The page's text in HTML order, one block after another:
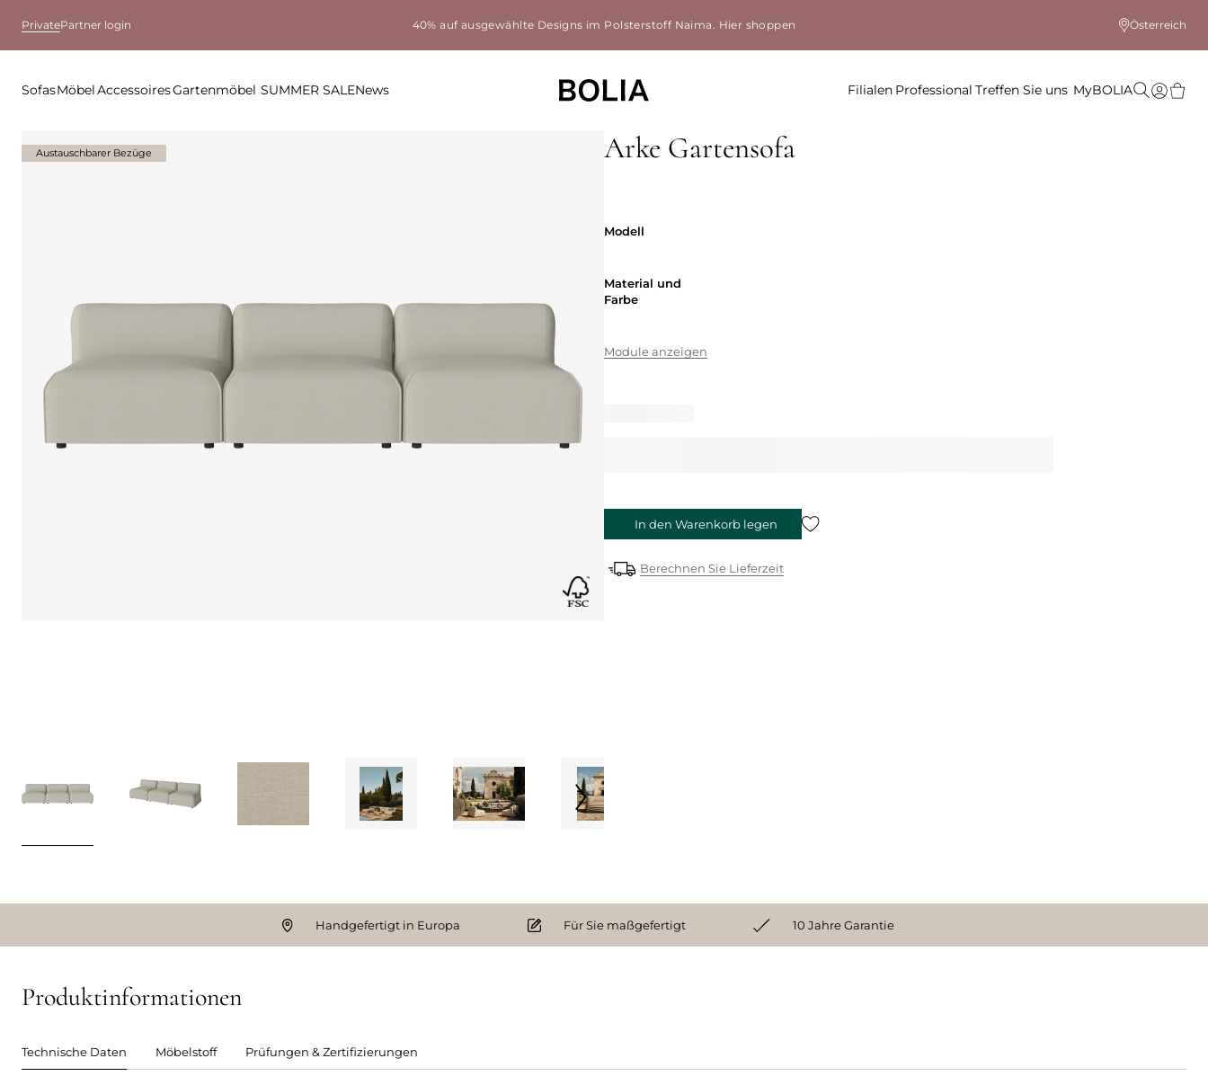
PrivatePartner login 40% auf ausgewählte Designs im Polsterstoff Naima. Hier shoppen Österreich
SofasMöbelAccessoiresGartenmöbel SUMMER SALENews Filialen Professional Treffen Sie uns MyBOLIA
Arke Gartensofa
Modell
Material und
Farbe
Module anzeigen
In den Warenkorb legen
Berechnen Sie Lieferzeit
Austauschbarer Bezüge Austauschbarer Bezüge
Handgefertigt in Europa Für Sie maßgefertigt 10 Jahre Garantie
Produktinformationen
Technische Daten Möbelstoff Prüfungen & Zertifizierungen